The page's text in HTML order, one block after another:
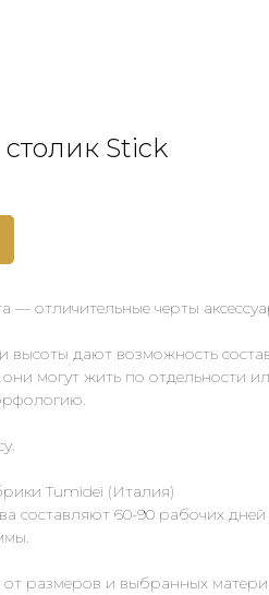
Stick
— отличительные черты
высоты дают возможность
могут жить по отдельности
Tumidei (Италия)
составляют 60-90 рабочих дней
от размеров и выбранных